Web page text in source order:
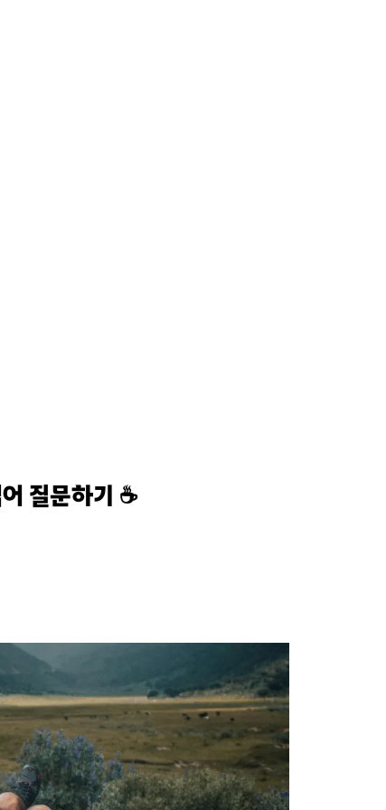
질문하기 ☕